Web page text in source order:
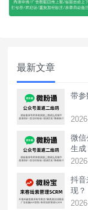
最新文章
带参
微
生成
抖
现？